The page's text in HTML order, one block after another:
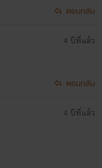
ตอบกลับ
4 ปีที่แล้ว
ตอบกลับ
4 ปีที่แล้ว